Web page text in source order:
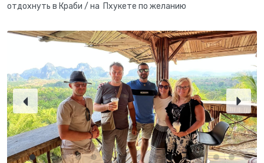
отдохнуть в Краби / на Пхукете по желанию